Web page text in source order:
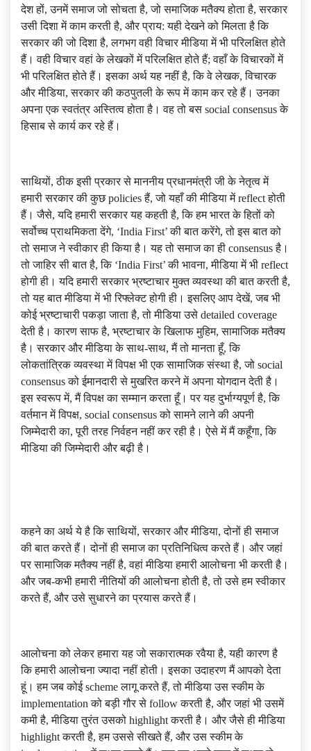
देश हों, उनमें समाज जो सोचता है, जो समाजिक मतैक्य होता है, सरकार
उसी दिशा में काम करती है, और प्राय: यही देखने को मिलता है कि
सरकार की जो दिशा है, लगभग वही विचार मीडिया में भी परिलक्षित होते
हैं। वही विचार वहां के लेखकों में परिलक्षित होते हैं; वहाँ के विचारकों में
भी परिलक्षित होते हैं। इसका अर्थ यह नहीं है, कि वे लेखक, विचारक
और मीडिया, सरकार की कठपुतली के रूप में काम कर रहे हैं। उनका
अपना एक स्वतंत्र अस्तित्व होता है। वह तो बस social consensus के
हिसाब से कार्य कर रहे हैं।
साथियों, ठीक इसी प्रकार से माननीय प्रधानमंत्री जी के नेतृत्व में
हमारी सरकार की कुछ policies हैं, जो यहाँ की मीडिया में reflect होती
हैं। जैसे, यदि हमारी सरकार यह कहती है, कि हम भारत के हितों को
सर्वोच्च प्राथमिकता देंगे, ‘India First’ की बात करेंगे, तो इस बात को
तो समाज ने स्वीकार ही किया है। यह तो समाज का ही consensus है।
तो जाहिर सी बात है, कि ‘India First’ की भावना, मीडिया में भी reflect
होगी ही। यदि हमारी सरकार भ्रष्टाचार मुक्त व्यवस्था की बात करती है,
तो यह बात मीडिया में भी रिफ्लेक्ट होगी ही। इसलिए आप देखें, जब भी
कोई भ्रष्टाचारी पकड़ा जाता है, तो मीडिया उसे detailed coverage
देती है। कारण साफ है, भ्रष्टाचार के खिलाफ मुहिम, सामाजिक मतैक्य
है। सरकार और मीडिया के साथ-साथ, मैं तो मानता हूँ, कि
लोकतांत्रिक व्यवस्था में विपक्ष भी एक सामाजिक संस्था है, जो social
consensus को ईमानदारी से मुखरित करने में अपना योगदान देती है।
इस स्वरूप में, मैं विपक्ष का सम्मान करता हूँ। पर यह दुर्भाग्यपूर्ण है, कि
वर्तमान में विपक्ष, social consensus को सामने लाने की अपनी
जिम्मेदारी का, पूरी तरह निर्वहन नहीं कर रही है। ऐसे में मैं कहूँगा, कि
मीडिया की जिम्मेदारी और बढ़ी है।
कहने का अर्थ ये है कि साथियों, सरकार और मीडिया, दोनों ही समाज
की बात करते हैं। दोनों ही समाज का प्रतिनिधित्व करते हैं। और जहां
पर सामाजिक मतैक्य नहीं है, वहां मीडिया हमारी आलोचना भी करती है।
और जब-कभी हमारी नीतियों की आलोचना होती है, तो उसे हम स्वीकार
करते हैं, और उसे सुधारने का प्रयास करते हैं।
आलोचना को लेकर हमारा यह जो सकारात्मक रवैया है, यही कारण है
कि हमारी आलोचना ज्यादा नहीं होती। इसका उदाहरण मैं आपको देता
हूं। हम जब कोई scheme लागू करते हैं, तो मीडिया उस स्कीम के
implementation को बड़ी गौर से follow करती है, और जहां भी उसमें
कमी है, मीडिया तुरंत उसको highlight करती है। और जैसे ही मीडिया
highlight करती है, हम उससे सीखते हैं, और उस स्कीम के